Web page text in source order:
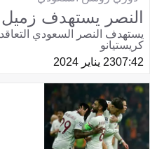
النصر يستهدف زميل
يستهدف النصر السعودي التعاقد
كريستيانو
07:4223 يناير 2024